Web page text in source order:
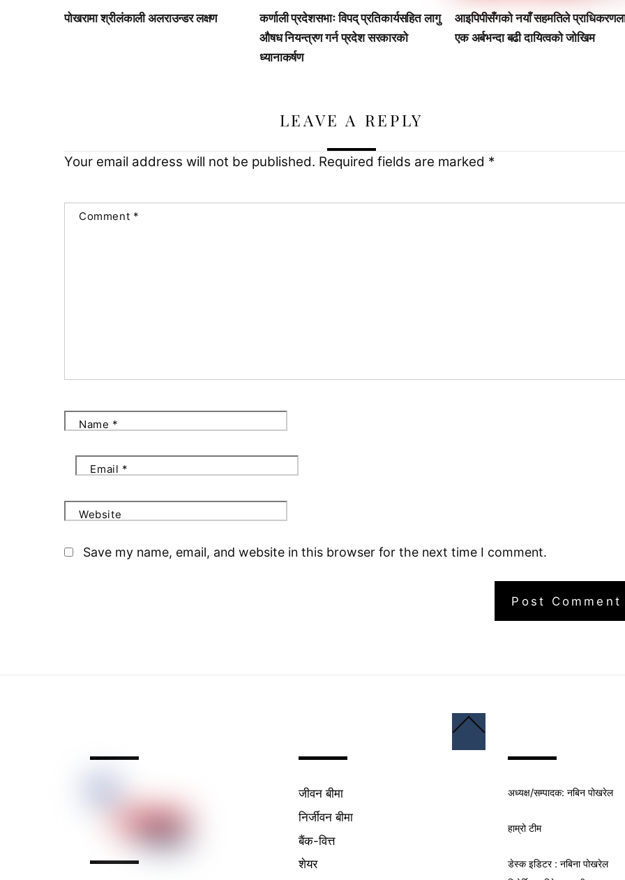
पोखरामा श्रीलंकाली अलराउन्डर लक्षण
कर्णाली प्रदेशसभाः विपद् प्रतिकार्यसहित लागु
औषध नियन्त्रण गर्न प्रदेश सरकारको
ध्यानाकर्षण
आइपिपीसँगको नयाँ सहमतिले
एक अर्बभन्दा बढी दायित्वको जोखिम
LEAVE A REPLY
Your email address will not be published. Required fields are marked *
Comment *
Name *
Email *
Website
Save my name, email, and website in this browser for the next time I comment.
To
जीवन बीमा
निर्जीवन बीमा
बैंक-वित्त
शेयर
अध्यक्ष/सम्पादक: नबिन पोखरेल
हाम्रो टीम
डेस्क इडिटर : नबिना पोखरेल